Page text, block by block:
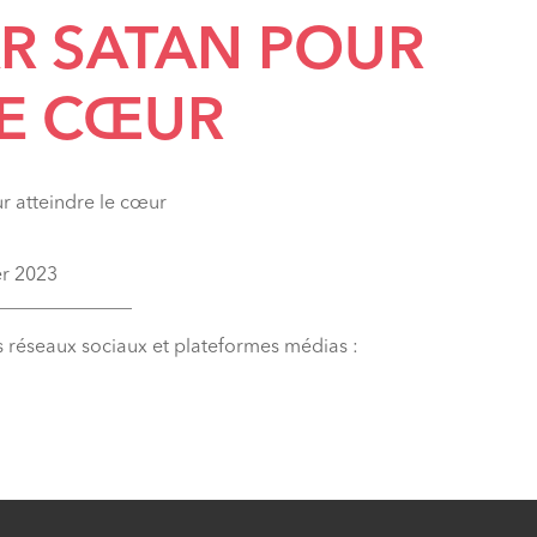
SATAN POUR
CŒUR
atteindre le cœur
2023
réseaux sociaux et plateformes médias :